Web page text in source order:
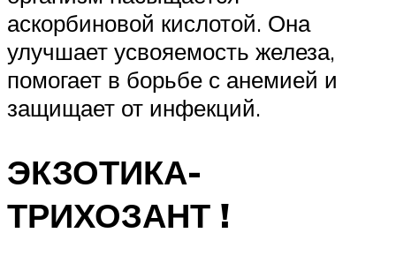
аскорбиновой кислотой. Она
улучшает усвояемость железа,
помогает в борьбе с анемией и
защищает от инфекций.
ЭКЗОТИКА-
ТРИХОЗАНТ !